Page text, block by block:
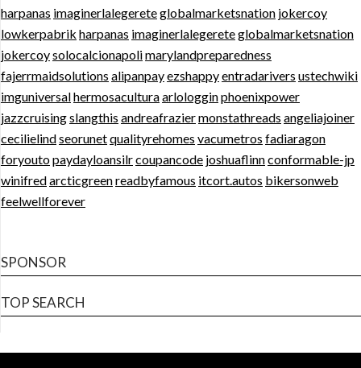
harpanas imaginerlalegereteglobalmarketsnation jokercoy
lowkerpabrik harpanas imaginerlalegereteglobalmarketsnation
jokercoysolocalcionapolimarylandpreparedness
fajerrmaidsolutions alipanpayezshappyentradarivers ustechwiki
imguniversalhermosaculturaarlologginphoenixpower
jazzcruisingslangthis andreafraziermonstathreads angeliajoiner
cecilielindseorunetqualityrehomes vacumetros fadiaragon
foryoutopaydayloansilrcoupancode joshuaflinnconformable-jp
winifredarcticgreenreadbyfamous itcort.autos bikersonweb
feelwellforever
SPONSOR
TOP SEARCH